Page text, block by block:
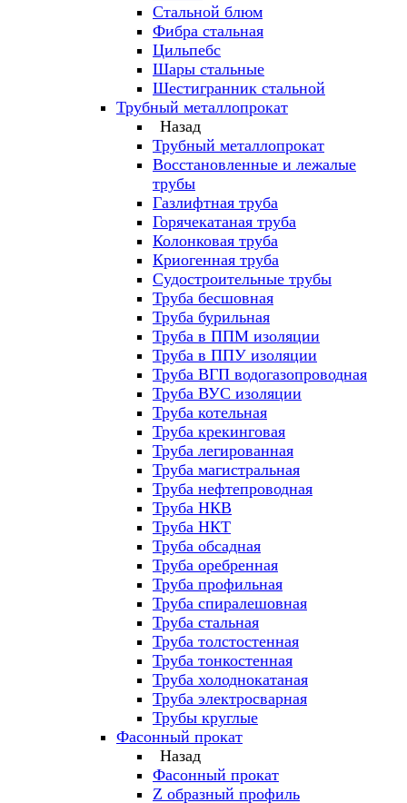
Стальной блюм
Фибра стальная
Цильпебс
Шары стальные
Шестигранник стальной
Трубный металлопрокат
Назад
Трубный металлопрокат
Восстановленные и лежалые
трубы
Газлифтная труба
Горячекатаная труба
Колонковая труба
Криогенная труба
Судостроительные трубы
Труба бесшовная
Труба бурильная
Труба в ППМ изоляции
Труба в ППУ изоляции
Труба ВГП водогазопроводная
Труба ВУС изоляции
Труба котельная
Труба крекинговая
Труба легированная
Труба магистральная
Труба нефтепроводная
Труба НКВ
Труба НКТ
Труба обсадная
Труба оребренная
Труба профильная
Труба спиралешовная
Труба стальная
Труба толстостенная
Труба тонкостенная
Труба холоднокатаная
Труба электросварная
Трубы круглые
Фасонный прокат
Назад
Фасонный прокат
Z образный профиль